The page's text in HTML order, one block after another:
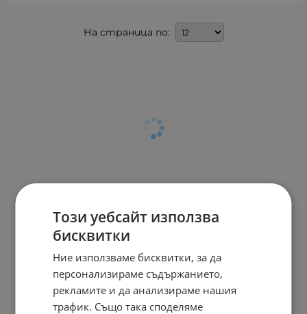
На страница по:
Този уебсайт използва
бисквитки
Ние използваме бисквитки, за да
персонализираме съдържанието,
рекламите и да анализираме нашия
трафик. Също така споделяме